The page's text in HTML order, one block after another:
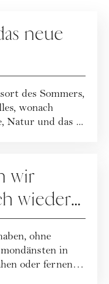
neue
des Sommers,
wonach
Natur und das ...
wir
wieder
ohne
in
oder fernen